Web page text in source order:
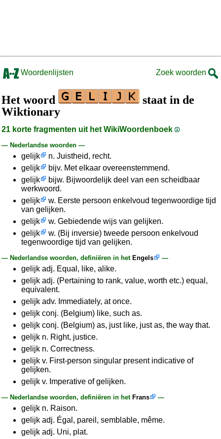
Woordenlijsten Zoek woorden
Het woord
staat in de
Wiktionary
21 korte fragmenten uit het WikiWoordenboek
— Nederlandse woorden —
gelijk
n. Juistheid, recht.
gelijk
bijv. Met elkaar overeenstemmend.
gelijk
bijw. Bijwoordelijk deel van een scheidbaar
werkwoord.
gelijk
w. Eerste persoon enkelvoud tegenwoordige tijd
van gelijken.
gelijk
w. Gebiedende wijs van gelijken.
gelijk
w. (Bij inversie) tweede persoon enkelvoud
tegenwoordige tijd van gelijken.
— Nederlandse woorden, definiëren in het Engels —
gelijk adj. Equal, like, alike.
gelijk adj. (Pertaining to rank, value, worth etc.) equal,
equivalent.
gelijk adv. Immediately, at once.
gelijk conj. (Belgium) like, such as.
gelijk conj. (Belgium) as, just like, just as, the way that.
gelijk n. Right, justice.
gelijk n. Correctness.
gelijk v. First-person singular present indicative of
gelijken.
gelijk v. Imperative of gelijken.
— Nederlandse woorden, definiëren in het Frans —
gelijk n. Raison.
gelijk adj. Égal, pareil, semblable, même.
gelijk adj. Uni, plat.